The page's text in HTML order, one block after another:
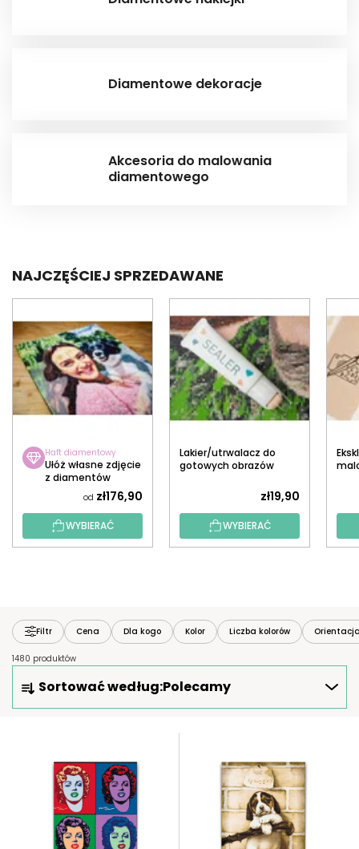
Diamentowe dekoracje
Akcesoria do malowania
diamentowego
NAJCZĘŚCIEJ SPRZEDAWANE
Haft diamentowy
Ułóż własne zdjęcie
z diamentów
od zł176,90
WYBIERAĆ
Lakier/utrwalacz do
gotowych obrazów
zł19,90
WYBIERAĆ
Filtr Cena Dla kogo Kolor Liczba kolorów
1480 produktów
O
R
Sortować według:Polecamy